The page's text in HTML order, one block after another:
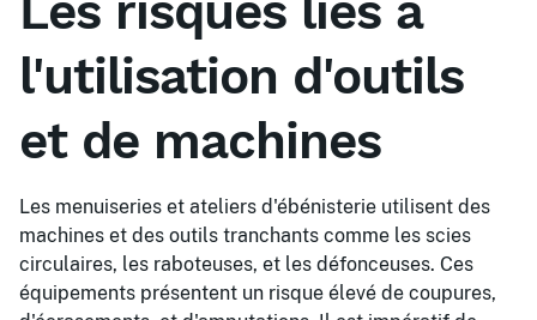
Les risques liés à
l'utilisation d'outils
et de machines
Les menuiseries et ateliers d'ébénisterie utilisent des
machines et des outils tranchants comme les scies
circulaires, les raboteuses, et les défonceuses. Ces
équipements présentent un risque élevé de coupures,